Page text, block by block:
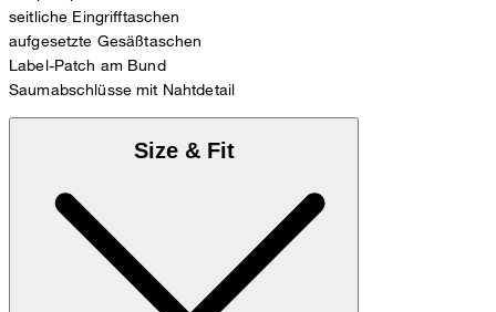
seitliche Eingrifftaschen
aufgesetzte Gesäßtaschen
Label-Patch am Bund
Saumabschlüsse mit Nahtdetail
Size & Fit